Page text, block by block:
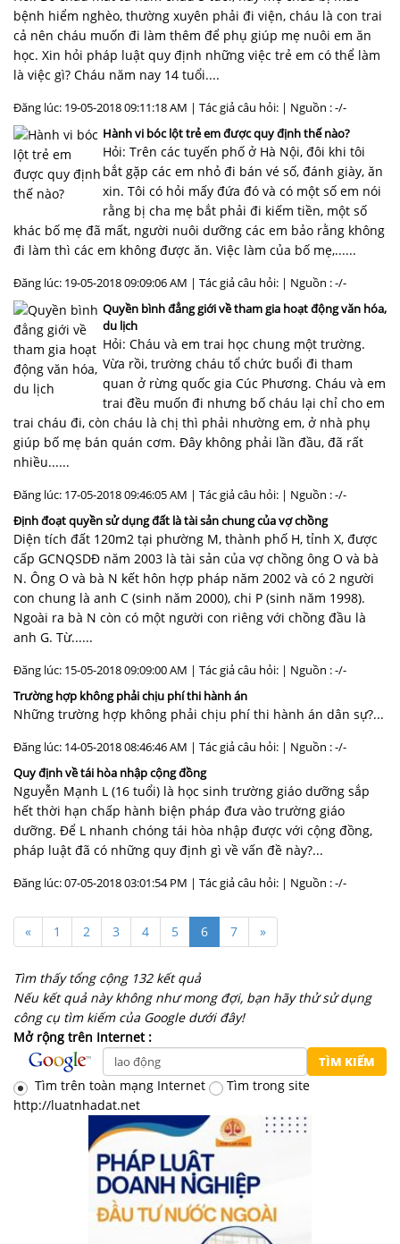
bệnh hiểm nghèo, thường xuyên phải đi viện, cháu là con trai
cả nên cháu muốn đi làm thêm để phụ giúp mẹ nuôi em ăn
học. Xin hỏi pháp luật quy định những việc trẻ em có thể làm
là việc gì? Cháu năm nay 14 tuổi....
Đăng lúc: 19-05-2018 09:11:18 AM | Tác giả câu hỏi: | Nguồn : -/-
Hành vi bóc lột trẻ em được quy định thế nào?
Hỏi: Trên các tuyến phố ở Hà Nội, đôi khi tôi
bắt gặp các em nhỏ đi bán vé số, đánh giày, ăn
xin. Tôi có hỏi mấy đứa đó và có một số em nói
rằng bị cha mẹ bắt phải đi kiếm tiền, một số
khác bố mẹ đã mất, người nuôi dưỡng các em bảo rằng không
đi làm thì các em không được ăn. Việc làm của bố mẹ,......
Đăng lúc: 19-05-2018 09:09:06 AM | Tác giả câu hỏi: | Nguồn : -/-
Quyền bình đẳng giới về tham gia hoạt động văn hóa,
du lịch
Hỏi: Cháu và em trai học chung một trường.
Vừa rồi, trường cháu tổ chức buổi đi tham
quan ở rừng quốc gia Cúc Phương. Cháu và em
trai đều muốn đi nhưng bố cháu lại chỉ cho em
trai cháu đi, còn cháu là chị thì phải nhường em, ở nhà phụ
giúp bố mẹ bán quán cơm. Đây không phải lần đầu, đã rất
nhiều......
Đăng lúc: 17-05-2018 09:46:05 AM | Tác giả câu hỏi: | Nguồn : -/-
Định đoạt quyền sử dụng đất là tài sản chung của vợ chồng
Diện tích đất 120m2 tại phường M, thành phố H, tỉnh X, được
cấp GCNQSDĐ năm 2003 là tài sản của vợ chồng ông O và bà
N. Ông O và bà N kết hôn hợp pháp năm 2002 và có 2 người
con chung là anh C (sinh năm 2000), chi P (sinh năm 1998).
Ngoài ra bà N còn có một người con riêng với chồng đầu là
anh G. Từ......
Đăng lúc: 15-05-2018 09:09:00 AM | Tác giả câu hỏi: | Nguồn : -/-
Trường hợp không phải chịu phí thi hành án
Những trường hợp không phải chịu phí thi hành án dân sự?...
Đăng lúc: 14-05-2018 08:46:46 AM | Tác giả câu hỏi: | Nguồn : -/-
Quy định về tái hòa nhập cộng đồng
Nguyễn Mạnh L (16 tuổi) là học sinh trường giáo dưỡng sắp
hết thời hạn chấp hành biện pháp đưa vào trường giáo
dưỡng. Để L nhanh chóng tái hòa nhập được với cộng đồng,
pháp luật đã có những quy định gì về vấn đề này?...
Đăng lúc: 07-05-2018 03:01:54 PM | Tác giả câu hỏi: | Nguồn : -/-
« 1 2 3 4 5 6 7 »
Tìm thấy tổng cộng 132 kết quả
Nếu kết quả này không như mong đợi, bạn hãy thử sử dụng
công cụ tìm kiếm của Google dưới đây!
Mở rộng trên Internet :
Tìm trên toàn mạng Internet
Tìm trong site
http://luatnhadat.net